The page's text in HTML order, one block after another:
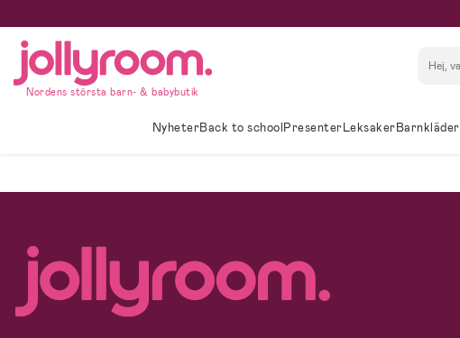
till
innehållet
Nordens största barn- & babybutik
NyheterBack to schoolPresenterLeksakerBarnkläder